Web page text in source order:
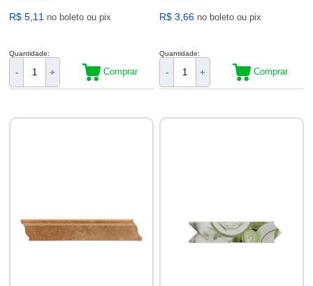
R$ 5,11 no boleto ou pix
Quantidade:
- + Comprar
R$ 3,66 no boleto ou pix
Quantidade:
- + Comprar